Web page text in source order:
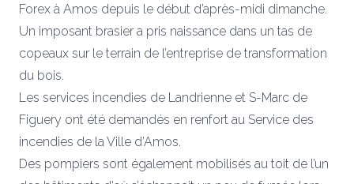
Forex à Amos depuis le début d’après-midi dimanche.
Un imposant brasier a pris naissance dans un tas de
copeaux sur le terrain de l’entreprise de transformation
du bois.
Les services incendies de Landrienne et S-Marc de
Figuery ont été demandés en renfort au Service des
incendies de la Ville d’Amos.
Des pompiers sont également mobilisés au toit de l’un